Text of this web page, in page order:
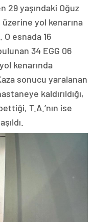
29 yaşındaki Oğuz
üzerine yol kenarına
O esnada 16
34 EGG 06
kenarında
sonucu yaralanan
kaldırıldığı,
T.A.’nın ise